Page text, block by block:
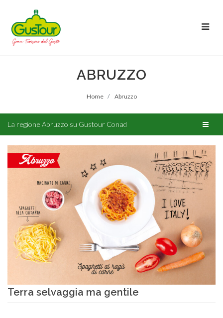
ABRUZZO
Home Abruzzo
La regione Abruzzo su Gustour Conad
Terra selvaggia ma gentile